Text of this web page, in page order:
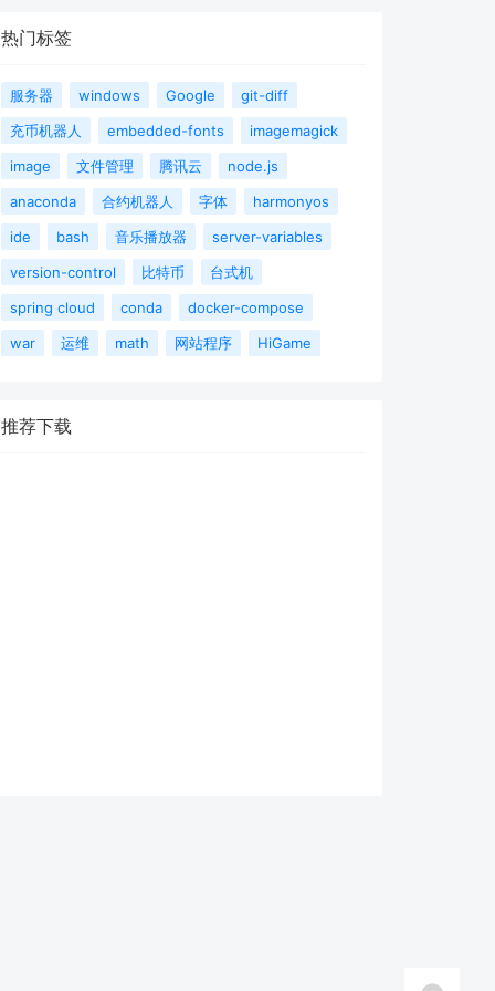
热门标签
服务器 windows Google
git-diff
充币机器人
embedded-fonts
imagemagick
image
文件管理 腾讯云
node.js
anaconda
合约机器人 字体
harmonyos
ide
bash 音乐播放器
server-variables
version-control
比特币
台式机
spring cloud
conda
docker-compose
war
运维 math 网站程序 HiGame
推荐下载